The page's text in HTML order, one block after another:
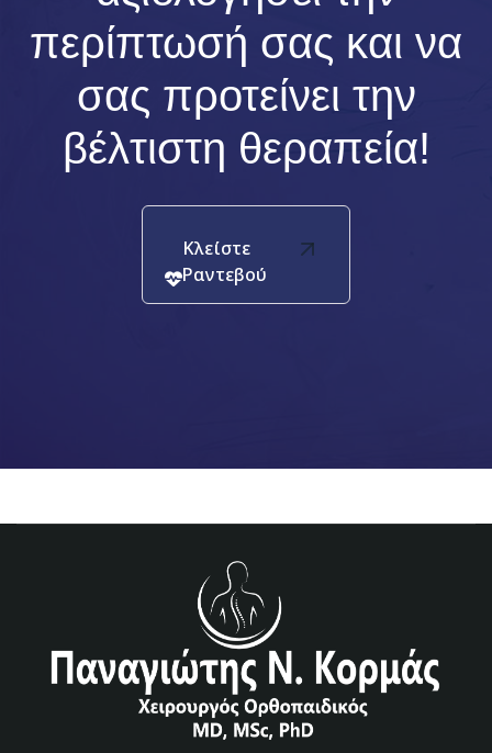
περίπτωσή σας και να
σας προτείνει την
βέλτιστη θεραπεία!
Κλείστε
Ραντεβού